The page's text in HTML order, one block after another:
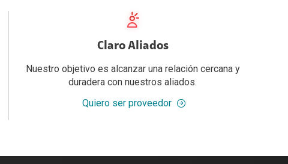
Claro Aliados
Nuestro objetivo es alcanzar una relación cercana y
duradera con nuestros aliados.
Quiero ser proveedor